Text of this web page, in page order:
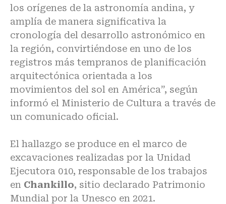
los orígenes de la astronomía andina, y
amplía de manera significativa la
cronología del desarrollo astronómico en
la región, convirtiéndose en uno de los
registros más tempranos de planificación
arquitectónica orientada a los
movimientos del sol en América”, según
informó el Ministerio de Cultura a través de
un comunicado oficial.
El hallazgo se produce en el marco de
excavaciones realizadas por la Unidad
Ejecutora 010, responsable de los trabajos
en Chankillo, sitio declarado Patrimonio
Mundial por la Unesco en 2021.